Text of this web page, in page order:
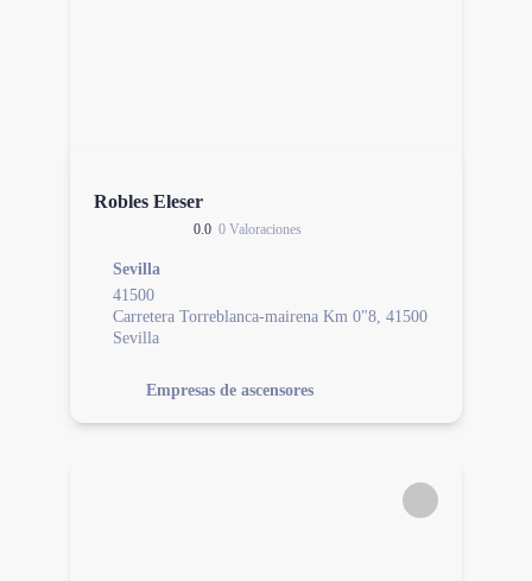
Robles Eleser
0.0 0 Valoraciones
Sevilla
41500
Carretera Torreblanca-mairena Km 0"8, 41500
Sevilla
Empresas de ascensores